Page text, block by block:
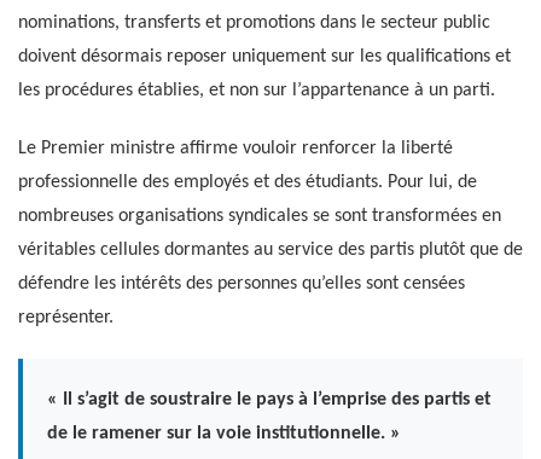
nominations, transferts et promotions dans le secteur public
doivent désormais reposer uniquement sur les qualifications et
les procédures établies, et non sur l’appartenance à un parti.
Le Premier ministre affirme vouloir renforcer la liberté
professionnelle des employés et des étudiants. Pour lui, de
nombreuses organisations syndicales se sont transformées en
véritables cellules dormantes au service des partis plutôt que de
défendre les intérêts des personnes qu’elles sont censées
représenter.
« Il s’agit de soustraire le pays à l’emprise des partis et
de le ramener sur la voie institutionnelle. »